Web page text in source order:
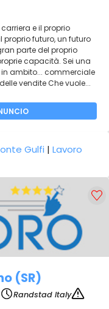
e il proprio
futuro, un futuro
parte del proprio
capacità. Sei una
ambito... commerciale
vendite Che vuole...
Gulfi |Lavoro
(SR)
Randstad Italy